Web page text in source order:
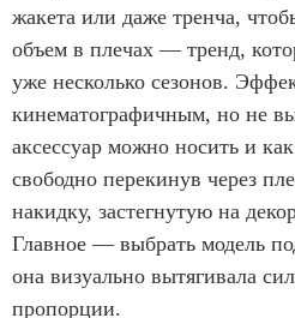
жакета или даже тренча,
объем в плечах — тренд,
уже несколько сезонов.
кинематографичным, но не
аксессуар можно носить и
свободно перекинув через
накидку, застегнутую на
Главное — выбрать модель
она визуально вытягивала
пропорции.